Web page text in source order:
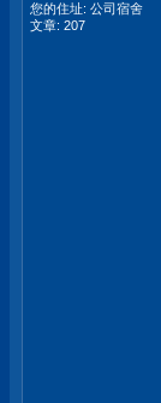
您的住址: 公司宿舍
文章: 207